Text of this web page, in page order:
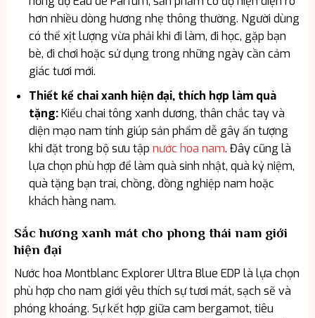
hơn nhiều dòng hương nhẹ thông thường. Người dùng
có thể xịt lượng vừa phải khi đi làm, đi học, gặp bạn
bè, đi chơi hoặc sử dụng trong những ngày cần cảm
giác tươi mới.
Thiết kế chai xanh hiện đại, thích hợp làm quà
tặng:Kiểu chai tông xanh dương, thân chắc tay và
diện mạo nam tính giúp sản phẩm dễ gây ấn tượng
khi đặt trong bộ sưu tập nước hoa nam. Đây cũng là
lựa chọn phù hợp để làm quà sinh nhật, quà kỷ niệm,
quà tặng bạn trai, chồng, đồng nghiệp nam hoặc
khách hàng nam.
Sắc hương xanh mát cho phong thái nam giới
hiện đại
Nước hoa Montblanc Explorer Ultra Blue EDP là lựa chọn
phù hợp cho nam giới yêu thích sự tươi mát, sạch sẽ và
phóng khoáng. Sự kết hợp giữa cam bergamot, tiêu